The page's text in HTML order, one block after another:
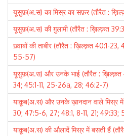
यूसुफ़(अ.स) का मिस्र का सफ़र (तौरैत :
यूसुफ़(अ.स) की ग़ुलामी (तौरैत : ख़िल्क़त
ख़्वाबों की ताबीर (तौरैत : ख़िल्क़त 40:1-
55-57)
यूसुफ़(अ.स) और उनके भाई (तौरैत : ख़िल्क़त
34; 45:1-11, 25-26a, 28; 46:2-7)
याक़ूब(अ.स) और उनके ख़ानदान वाले
30; 47:5-6, 27; 48:1, 8-11, 21; 49:33;
याक़ूब(अ.स) की औलादें मिस्र में बसती हैं